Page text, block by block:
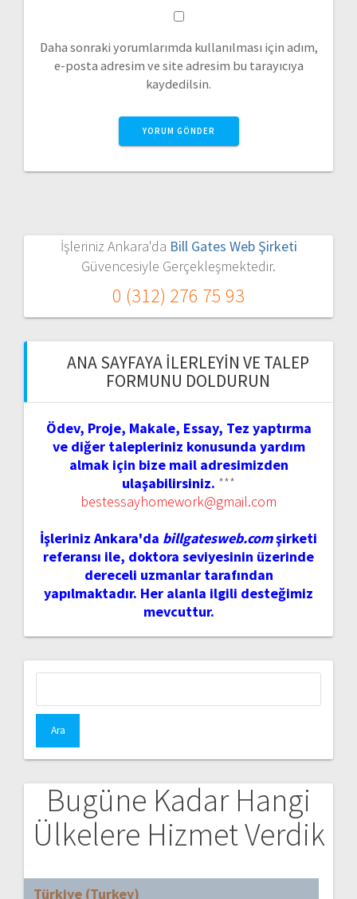
Daha sonraki yorumlarımda kullanılması için adım,
e-posta adresim ve site adresim bu tarayıcıya
kaydedilsin.
İşleriniz Ankara'da Bill Gates Web Şirketi
Güvencesiyle Gerçekleşmektedir.
0 (312) 276 75 93
ANA SAYFAYA İLERLEYIN VE TALEP
FORMUNU DOLDURUN
Ödev, Proje, Makale, Essay, Tez yaptırma
ve diğer talepleriniz konusunda yardım
almak için bize mail adresimizden
ulaşabilirsiniz. ***
bestessayhomework@gmail.com
İşleriniz Ankara'da billgatesweb.comşirketi
referansı ile, doktora seviyesinin üzerinde
dereceli uzmanlar tarafından
yapılmaktadır. Her alanla ilgili desteğimiz
mevcuttur.
Bugüne Kadar Hangi
Ülkelere Hizmet Verdik
Türkiye (Turkey)